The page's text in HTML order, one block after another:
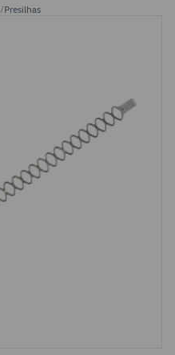
/Presilhas